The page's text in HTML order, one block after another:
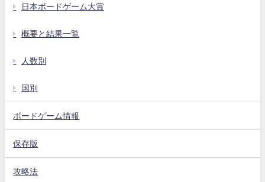
日本ボードゲーム大賞
概要と結果一覧
人数別
国別
ボードゲーム情報
保存版
攻略法